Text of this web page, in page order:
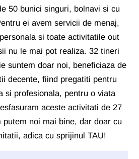
50 bunici singuri, bolnavi si cu
ei avem servicii de menaj,
si toate activitatile out
nu le mai pot realiza. 32 tineri
suntem doar noi, beneficiaza de
decente, fiind pregatiti pentru
si profesionala, pentru o viata
aceste activitati de 27
putem noi mai bine, dar doar cu
adica cu sprijinul TAU!